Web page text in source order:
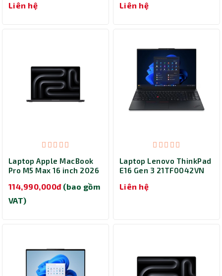
16GB/ SSD 512GB/
Liên hệ
16GB/ SSD 512GB/ 2Y/
Liên hệ
Laptop Apple MacBook
Pro M5 Max 16 inch 2026
(M5 Max/ Ram 36GB/
SSD 2TB/ 16 inch/
macOS/ 1Y)
114,990,000đ (bao gồm
VAT)
Laptop Lenovo ThinkPad
E16 Gen 3 21TF0042VN
16GB/ SSD 1TB/ Windows
Liên hệ